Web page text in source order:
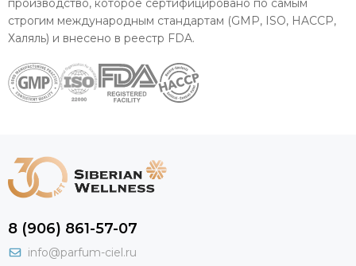
производство, которое сертифицировано по самым
строгим международным стандартам (GMP, ISO, HACCP,
Халяль) и внесено в реестр FDA.
8 (906) 861-57-07
info@parfum-ciel.ru